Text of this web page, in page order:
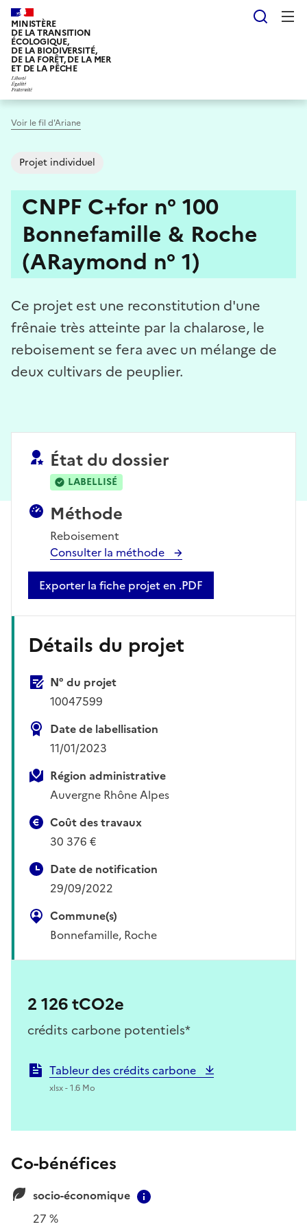
Aller
au
contenu
principal
MINISTÈRE
DE LA TRANSITION
ÉCOLOGIQUE,
DE LA BIODIVERSITÉ,
DE LA FORÊT, DE LA MER
ET DE LA PÊCHE
Voir le fil d'Ariane
Projet individuel
CNPF C+for n° 100
Bonnefamille & Roche
(ARaymond n° 1)
Ce projet est une reconstitution d'une
frênaie très atteinte par la chalarose, le
reboisement se fera avec un mélange de
deux cultivars de peuplier.
État du dossier
LABELLISÉ
Méthode
Reboisement
Consulter la méthode
Exporter la fiche projet en .PDF
Détails du projet
N° du projet
10047599
Date de labellisation
11/01/2023
Région administrative
Auvergne Rhône Alpes
Coût des travaux
30 376 €
Date de notification
29/09/2022
Commune(s)
Bonnefamille, Roche
2 126 tCO2e
crédits carbone potentiels*
Tableur des crédits carbone
xlsx - 1.6 Mo
Co-bénéfices
socio-économique
27 %